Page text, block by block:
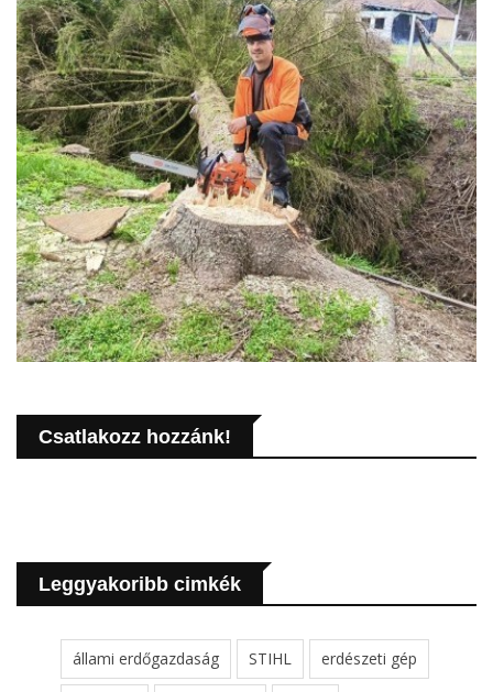
Csatlakozz hozzánk!
Leggyakoribb cimkék
állami erdőgazdaság STIHL erdészeti gép